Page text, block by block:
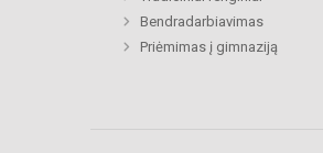
Bendradarbiavimas
Priėmimas į gimnaziją